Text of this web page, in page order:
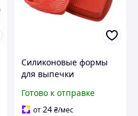
Силиконовые формы
для выпечки
Силиконовая форма
квадрат Силиконовые
Готово к отправке
от24₴/мес